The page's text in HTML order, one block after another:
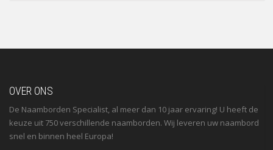
OVER ONS
De Naamborden Specialist, al meer dan 10 jaar ervaring! U heeft de
keuze uit 750 verschillende naamborden. Wij leveren uw naambord
snel en binnen heel Europa!